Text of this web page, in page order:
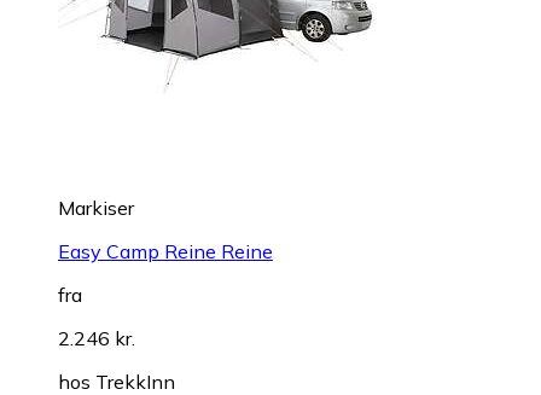
Markiser
Easy Camp Reine Reine
fra
2.246 kr.
hos TrekkInn